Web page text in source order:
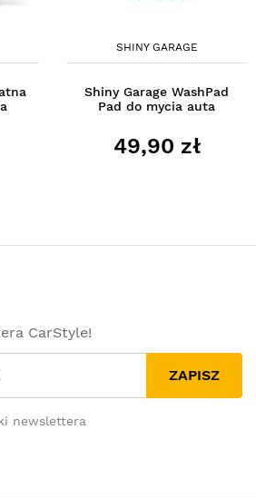
SHINY GARAGE
Shiny Garage WashPad
Pad do mycia auta
49,90 zł
CarStyle!
ZAPISZ
newslettera